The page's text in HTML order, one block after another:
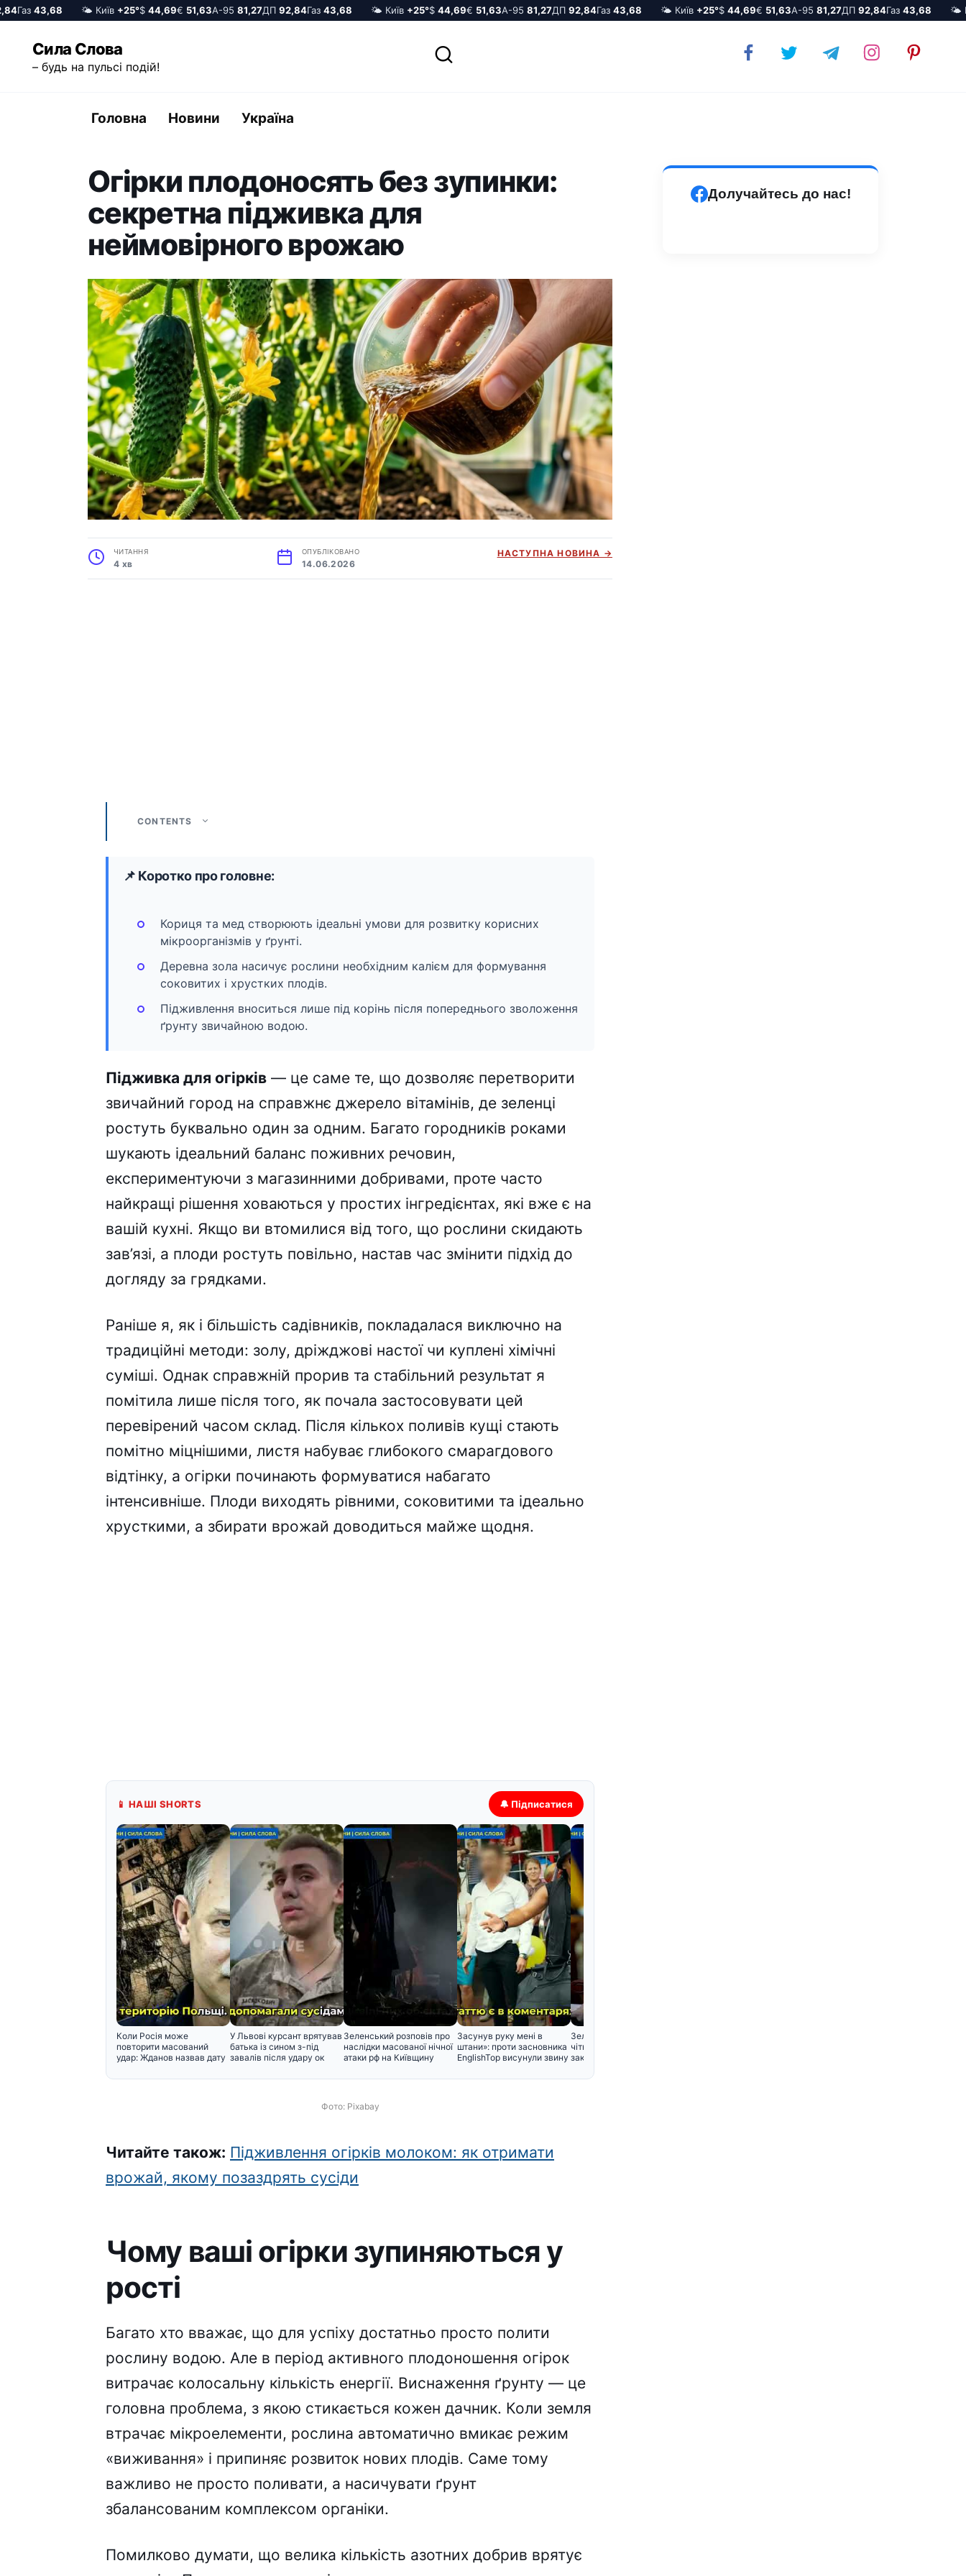
Газ43,68 🌤️ Київ+25°$44,69€51,63А-9581,27ДП92,84Газ43,68 🌤️ Київ+25°$44,69€51,63А-9581,27ДП92,84Газ43,68 🌤️ Київ+25°$44,69€51,63А-9581,27ДП92,84Газ43,68 🌤️
вмісту
Сила Слова
– будь на пульсі подій!
Головна Новини Україна
Огірки плодоносять без зупинки:
секретна підживка для
неймовірного врожаю
ЧИТАННЯ
4 хв
ОПУБЛІКОВАНО
14.06.2026
НАСТУПНА НОВИНА →
CONTENTS
📌 Коротко про головне:
Кориця та мед створюють ідеальні умови для розвитку корисних
мікроорганізмів у ґрунті.
Деревна зола насичує рослини необхідним калієм для формування
соковитих і хрустких плодів.
Підживлення вноситься лише під корінь після попереднього зволоження
ґрунту звичайною водою.
Підживка для огірків — це саме те, що дозволяє перетворити
звичайний город на справжнє джерело вітамінів, де зеленці
ростуть буквально один за одним. Багато городників роками
шукають ідеальний баланс поживних речовин,
експериментуючи з магазинними добривами, проте часто
найкращі рішення ховаються у простих інгредієнтах, які вже є на
вашій кухні. Якщо ви втомилися від того, що рослини скидають
зав’язі, а плоди ростуть повільно, настав час змінити підхід до
догляду за грядками.
Раніше я, як і більшість садівників, покладалася виключно на
традиційні методи: золу, дріжджові настої чи куплені хімічні
суміші. Однак справжній прорив та стабільний результат я
помітила лише після того, як почала застосовувати цей
перевірений часом склад. Після кількох поливів кущі стають
помітно міцнішими, листя набуває глибокого смарагдового
відтінку, а огірки починають формуватися набагато
інтенсивніше. Плоди виходять рівними, соковитими та ідеально
хрусткими, а збирати врожай доводиться майже щодня.
📱 НАШІ SHORTS 🔔 Підписатися
Коли Росія може
повторити масований
удар: Жданов назвав дату
У Львові курсант врятував
батька із сином з-під
завалів після удару ок
Зеленський розповів про
наслідки масованої нічної
атаки рф на Київщину
Засунув руку мені в
штани»: проти засновника
EnglishTop висунули звину
Зеленський встановив
чіткий термін для
закінчення війни
Фото: Pixabay
Читайте також: Підживлення огірків молоком: як отримати
врожай, якому позаздрять сусіди
Чому ваші огірки зупиняються у
рості
Багато хто вважає, що для успіху достатньо просто полити
рослину водою. Але в період активного плодоношення огірок
витрачає колосальну кількість енергії. Виснаження ґрунту — це
головна проблема, з якою стикається кожен дачник. Коли земля
втрачає мікроелементи, рослина автоматично вмикає режим
«виживання» і припиняє розвиток нових плодів. Саме тому
важливо не просто поливати, а насичувати ґрунт
збалансованим комплексом органіки.
Помилково думати, що велика кількість азотних добрив врятує
Долучайтесь до нас!